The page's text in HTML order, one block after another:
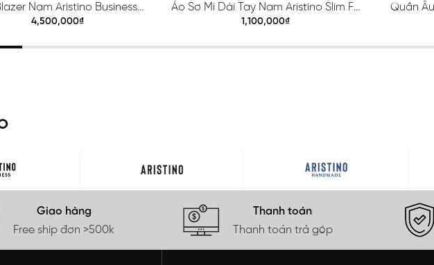
Nam Aristino Business
Premio 1BZ201S0H2
4,500,000₫
Áo Sơ Mi Dài Tay Nam Aristino Slim Fit
ALS425S0H2
1,100,000₫
Quần
Giao hàng
Free ship đơn >500k
Thanh toán
Thanh toán trả góp